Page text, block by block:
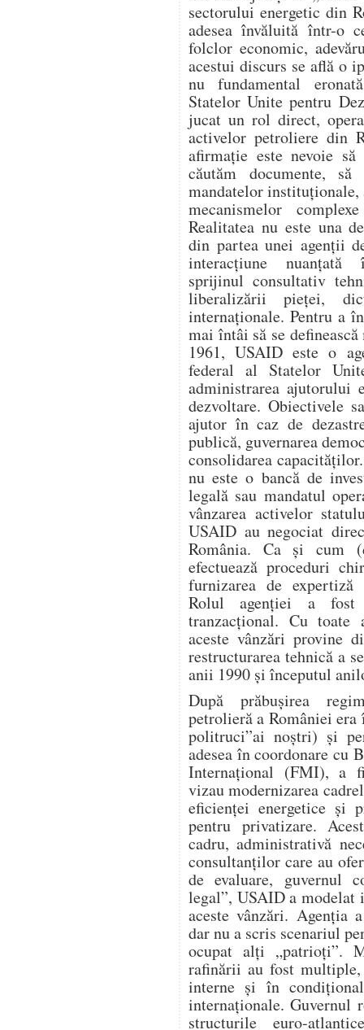
sectorului energetic din
adesea învăluită într-o
folclor economic,
acestui discurs se află o
nu fundamental
Statelor Unite pentru
jucat un rol direct,
activelor petroliere din
afirmație este nevoie
căutăm documente,
mandatelor instituționale,
mecanismelor
Realitatea nu este una
din partea unei agenții
interacțiune
sprijinul consultativ
liberalizării pieței,
internaționale. Pentru a
mai întâi să se
1961, USAID este o
federal al Statelor
administrarea ajutorului
dezvoltare. Obiectivele
ajutor în caz de
publică, guvernarea
consolidarea
nu este o bancă de
legală sau mandatul
vânzarea activelor
USAID au negociat
România. Ca și cum
efectuează proceduri
furnizarea de expertiză
Rolul agenției a fost
tranzacțional. Cu toate
aceste vânzări provine
restructurarea tehnică a
anii 1990 și începutul
După prăbușirea
petrolieră a României era
politruci”ai noștri) și
adesea în coordonare cu
Internațional (FMI), a
vizau modernizarea
eficienței energetice și
pentru privatizare.
cadru, administrativă
consultanților care au
de evaluare, guvernul
legal”, USAID a
aceste vânzări. Agenția
dar nu a scris scenariul
ocupat alți „patrioți”.
rafinării au fost
interne și în
internaționale. Guvernul
structurile euro-